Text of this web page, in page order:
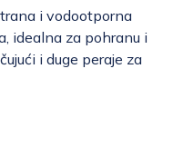
i vodootporna
idealna za pohranu i
i duge peraje za